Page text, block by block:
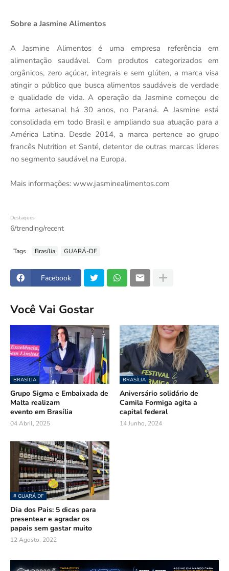
Sobre a Jasmine Alimentos
A Jasmine Alimentos é uma empresa referência em
alimentação saudável. Com produtos categorizados em
orgânicos, zero açúcar, integrais e sem glúten, a marca visa
atingir o público que busca alimentos saudáveis de verdade
e qualidade de vida. A operação da Jasmine começou de
forma artesanal há 30 anos, no Paraná. A Jasmine está
consolidada em todo Brasil e ampliando sua atuação para a
América Latina. Desde 2014, a marca pertence ao grupo
francês Nutrition et Santé, detentor de outras marcas líderes
no segmento saudável na Europa.
Mais informações: www.jasminealimentos.com
Destaques
6/trending/recent
Tags Brasília GUARÁ-DF
Facebook
Você Vai Gostar
BRASÍLIA
Grupo Sigma e Embaixada de
Malta realizam
evento em Brasília
04 Abril, 2025
BRASÍLIA
Aniversário solidário de
Camila Formiga agita a
capital federal
14 Junho, 2024
# GUARÁ DF
Dia dos Pais: 5 dicas para
presentear e agradar os
papais sem gastar muito
12 Agosto, 2022